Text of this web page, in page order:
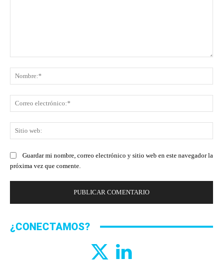
Guardar mi nombre, correo electrónico y sitio web en este navegador la
próxima vez que comente.
¿CONECTAMOS?